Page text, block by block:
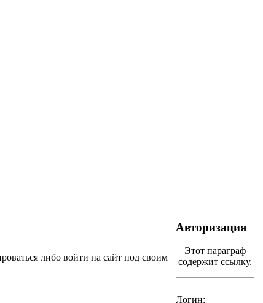
либо войти на сайт под своим
Авторизация
Этот параграф
содержит ссылку.
Логин: